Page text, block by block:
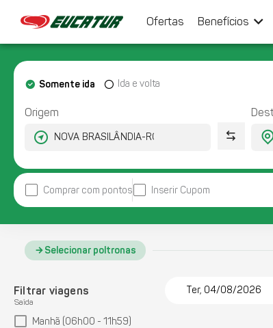
Ofertas Benefícios keyboard_arrow_down
Origem
Somente ida Ida e volta
Comprar com pontos Inserir Cupom
Selecionar poltronas
Filtrar viagens
Saída
Manhã (06h00 - 11h59)
Ter, 04/08/2026